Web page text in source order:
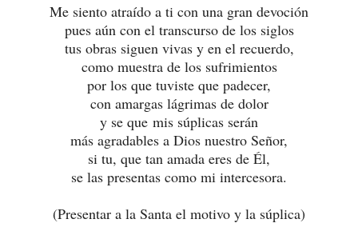
Me siento atraído a ti con una gran devoción
pues aún con el transcurso de los siglos
tus obras siguen vivas y en el recuerdo,
como muestra de los sufrimientos
por los que tuviste que padecer,
con amargas lágrimas de dolor
y se que mis súplicas serán
más agradables a Dios nuestro Señor,
si tu, que tan amada eres de Él,
se las presentas como mi intercesora.
(Presentar a la Santa el motivo y la súplica)